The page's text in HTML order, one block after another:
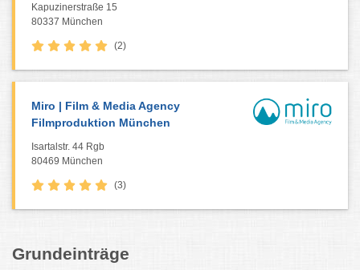
Kapuzinerstraße 15
80337 München
(2)
Miro | Film & Media Agency
Filmproduktion München
Isartalstr. 44 Rgb
80469 München
(3)
Grundeinträge